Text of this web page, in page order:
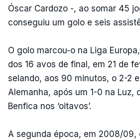
Óscar Cardozo -, ao somar 45
conseguiu um golo e seis
O golo marcou-o na Liga
dos 16 avos de final, em 21 de
selando, aos 90 minutos, o 2-2
Alemanha, após um 1-0 na Luz,
Benfica nos ‘oitavos’.
A segunda época, em 2008/09,